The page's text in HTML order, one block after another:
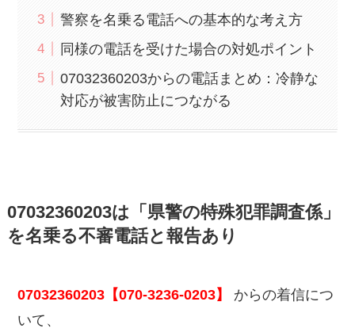
警察を名乗る電話への基本的な考え方
同様の電話を受けた場合の対処ポイント
07032360203からの電話まとめ：冷静な
対応が被害防止につながる
07032360203は「県警の特殊犯罪調査係」
を名乗る不審電話と報告あり
07032360203【070-3236-0203】
からの着信につ
いて、